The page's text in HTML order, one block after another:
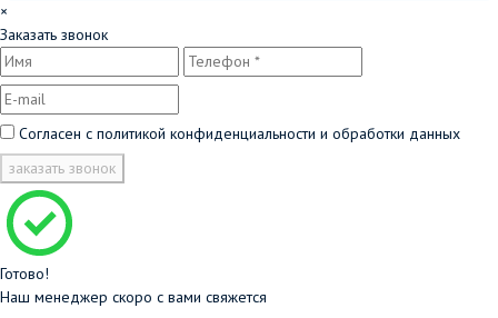
×
Заказать звонок
Согласен с политикой конфиденциальности и обработки данных
заказать звонок
Готово!
Наш менеджер скоро с вами свяжется